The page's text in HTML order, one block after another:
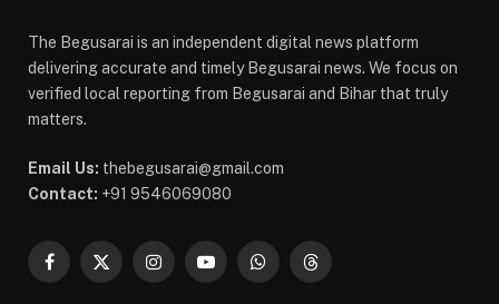
The Begusarai is an independent digital news platform
delivering accurate and timely Begusarai news. We focus on
verified local reporting from Begusarai and Bihar that truly
matters.
Email Us: thebegusarai@gmail.com
Contact: +91 9546069080
Facebook
X
InstagramYouTubeWhatsAppThreads